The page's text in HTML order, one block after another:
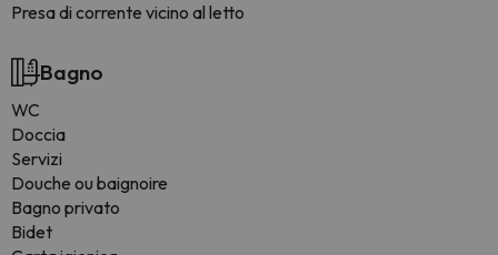
Presa di corrente vicino al letto
Bagno
WC
Doccia
Servizi
Douche ou baignoire
Bagno privato
Bidet